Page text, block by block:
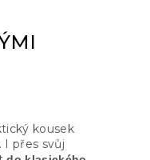
kousek
I přes svůj